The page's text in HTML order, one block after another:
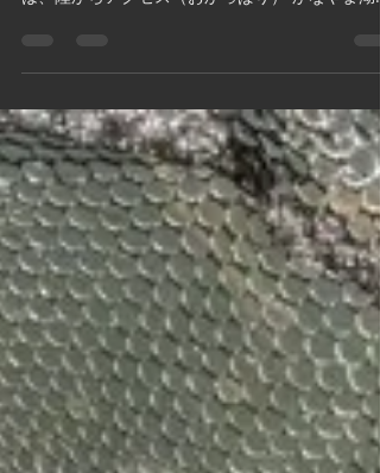
連日イトウがＨＩＴ！！！
連日の釣行です。 残念ながら、このご時世で暇な
ので トレーニングってことで単独釣行です 今回
は、陸からアクセス（おかっぱり） かなやま湖、
バックウォーターで 今季５匹目のイトウＨＩ
Ｔ！！！ サイズは４３㎝の可愛い子♪ですが 流れ
の中で掛けると、なかなかの引き！...